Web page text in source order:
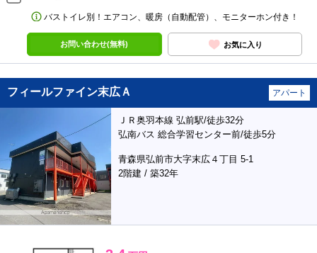
バストイレ別！エアコン、暖房（自動配管）、モニターホン付き！
お問い合わせ(無料) お気に入り
フィールファイン末広Ａ アパート
ＪＲ奥羽本線 弘前駅/徒歩32分
弘南バス 総合学習センター前/徒歩5分
青森県弘前市大字末広４丁目 5-1
2階建 / 築32年